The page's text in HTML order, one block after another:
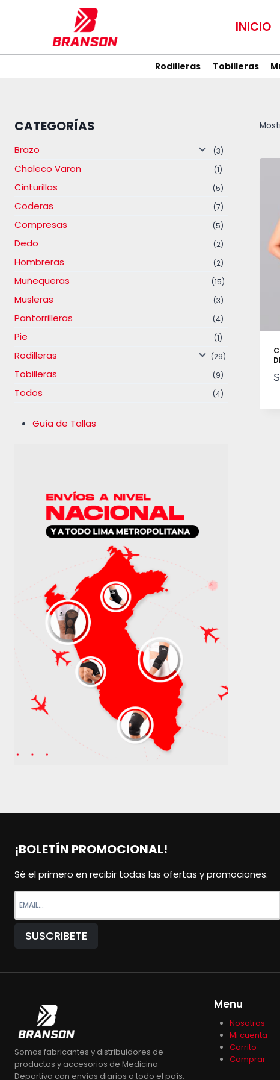
INICIO
Rodilleras Tobilleras
CATEGORÍAS
Brazo (3)
Chaleco Varon (1)
Cinturillas (5)
Coderas (7)
Compresas (5)
Dedo (2)
Hombreras (2)
Muñequeras (15)
Musleras (3)
Pantorrilleras (4)
Pie (1)
Rodilleras (29)
Tobilleras (9)
Todos (4)
Guía de Tallas
¡BOLETÍN PROMOCIONAL!
Sé el primero en recibir todas las ofertas y promociones.
Somos fabricantes y distribuidores de
productos y accesorios de Medicina
Deportiva con envíos diarios a todo el país.
Menu
Nosotros
Mi cuenta
Carrito
Comprar